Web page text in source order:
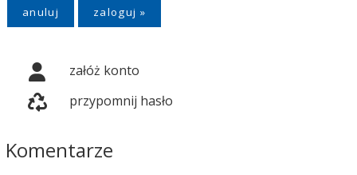
anuluj
załóż konto
przypomnij hasło
Komentarze